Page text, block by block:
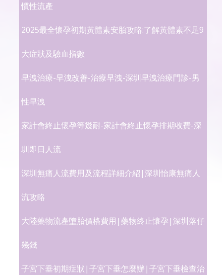
慣性流產
2025最全懷孕初期黃體素安胎攻略:了解黃體素不足9
大症狀及驗血指數
早洩治療-早洩改善-治療早洩-深圳早洩治療門診-男
性早洩
家計會終止懷孕等幾耐-家計會終止懷孕排期收費-深
圳即日人流
深圳無痛人流費用及流程詳細介紹|深圳怡康無痛人
流攻略
大陸藥物流產墮胎價格費用|藥物終止懷孕|深圳落仔
幾錢
子宮下垂初期症狀|子宮下垂怎麼辦|子宮下垂檢查治